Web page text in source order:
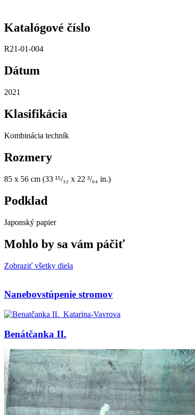
Katalógové číslo
R21-01-004
Dátum
2021
Klasifikácia
Kombinácia techník
Rozmery
85 x 56 cm (33 ¹⁵/₃₂ x 22 ³/₆₄ in.)
Podklad
Japonský papier
Mohlo by sa vám páčiť
Zobraziť všetky diela
Nanebovstúpenie stromov
Benátčanka II.